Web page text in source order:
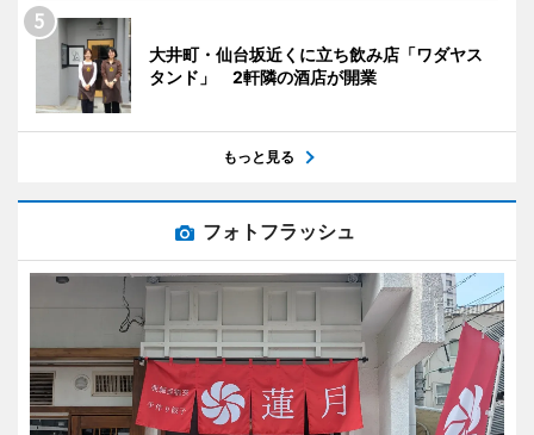
大井町・仙台坂近くに立ち飲み店「ワダヤス
タンド」 2軒隣の酒店が開業
もっと見る
フォトフラッシュ